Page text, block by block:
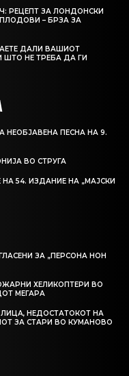
РЕЦЕПТ ЗА ЛОНДОНСКИ
– БРЗА ЗА
ДАЛИ ВАШИОТ
ШТО НЕ ТРЕБА ДА ГИ
ПЕСНА НА 9.
ВО СТРУГА
54. ИЗДАНИЕ НА „МАЈСКИ
ЗА „ПЕРСОНА НОН
ХЕЛИКОПТЕРИ ВО
МЕГАРА
НЕДОСТАТОКОТ НА
ЗА СТАРИ ВО КУМАНОВО